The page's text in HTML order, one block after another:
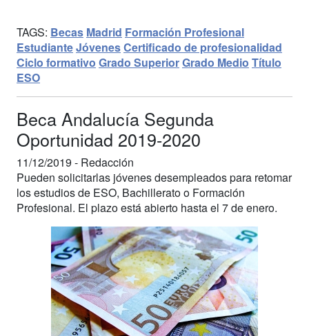
TAGS: Becas Madrid Formación Profesional
EstudianteJóvenesCertificado de profesionalidad
Ciclo formativo Grado SuperiorGrado Medio Título
ESO
Beca Andalucía Segunda
Oportunidad 2019-2020
11/12/2019 - Redacción
Pueden solicitarlas jóvenes desempleados para retomar
los estudios de ESO, Bachillerato o Formación
Profesional. El plazo está abierto hasta el 7 de enero.